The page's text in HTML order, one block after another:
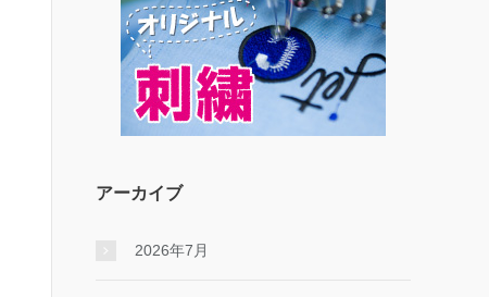
アーカイブ
2026年7月